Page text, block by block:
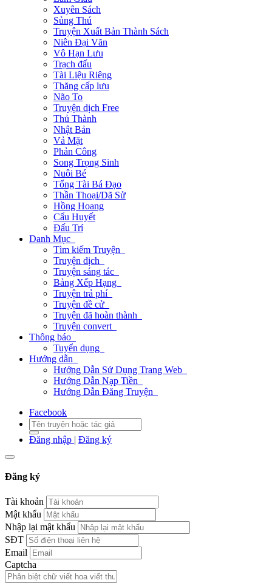
Xuyên Sách
Sủng Thú
Truyện Xuất Bản Thành Sách
Niên Đại Văn
Vô Hạn Lưu
Trạch đấu
Tài Liệu Riêng
Thăng cấp lưu
Não To
Truyện dịch Free
Thủ Thành
Nhật Bản
Vả Mặt
Phản Công
Song Trọng Sinh
Nuôi Bé
Tổng Tài Bá Đạo
Thần Thoại/Dã Sử
Hồng Hoang
Cẩu Huyết
Đấu Trí
Danh Mục
Tìm kiếm Truyện
Truyện dịch
Truyện sáng tác
Bảng Xếp Hạng
Truyện trả phí
Truyện đề cử
Truyện đã hoàn thành
Truyện convert
Thông báo
Tuyển dụng
Hướng dẫn
Hướng Dẫn Sử Dụng Trang Web
Hướng Dẫn Nạp Tiền
Hướng Dẫn Đăng Truyện
Facebook
Đăng nhập | Đăng ký
Đăng ký
Tài khoản
Mật khẩu
Nhập lại mật khẩu
SĐT
Email
Captcha